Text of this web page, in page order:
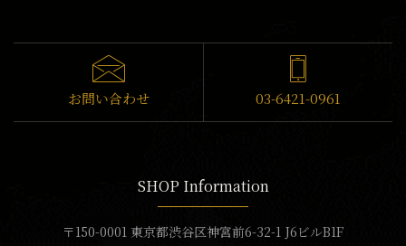
お問い合わせ 03-6421-0961
SHOP Information
〒150-0001 東京都渋谷区神宮前6-32-1 J6ビルB1F